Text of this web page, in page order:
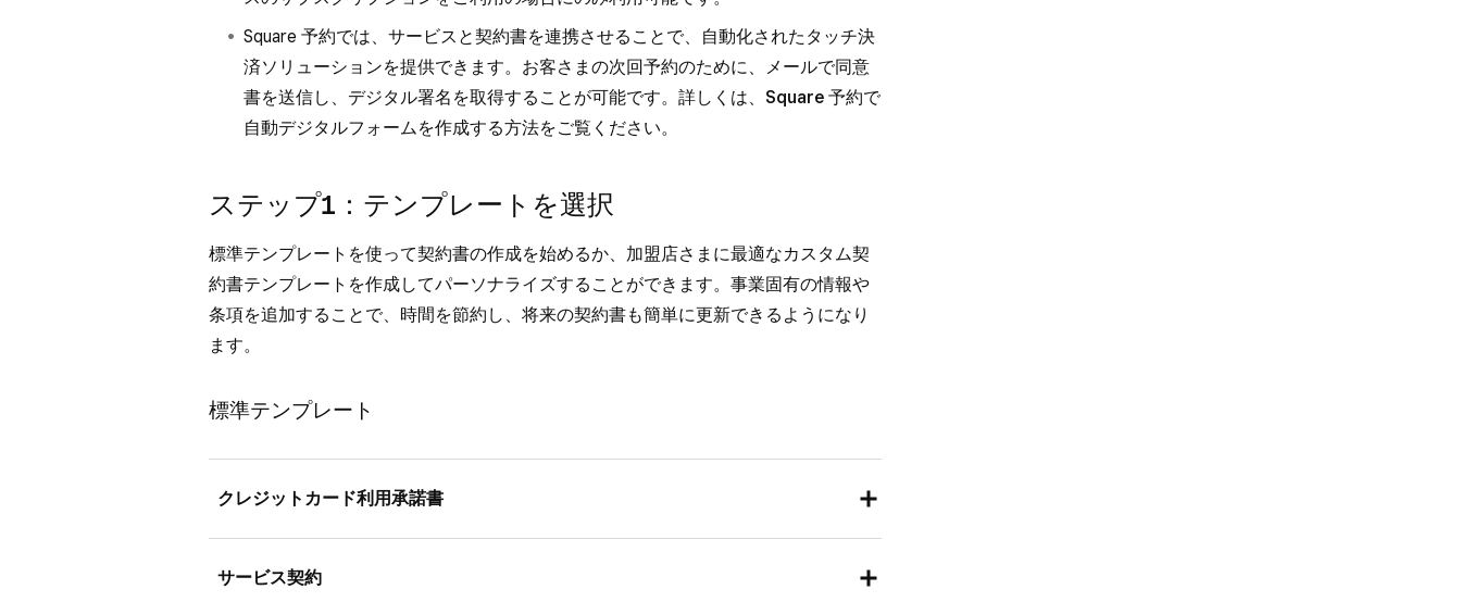
Square 予約では、サービスと契約書を連携させることで、自動化されたタッチ決
済ソリューションを提供できます。お客さまの次回予約のために、メールで同意
書を送信し、デジタル署名を取得することが可能です。詳しくは、 Square 予約で
自動デジタルフォームを作成する方法をご覧ください。
ステップ1：テンプレートを選択
標準テンプレートを使って契約書の作成を始めるか、加盟店さまに最適なカスタム契
約書テンプレートを作成してパーソナライズすることができます。事業固有の情報や
条項を追加することで、時間を節約し、将来の契約書も簡単に更新できるようになり
ます。
標準テンプレート
クレジットカード利用承諾書
ード情報を保存し、合意されたとおりに代金を請求する権限を加盟店さまに付与す
サービス契約